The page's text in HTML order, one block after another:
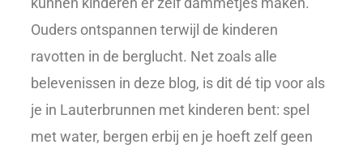
Ouders ontspannen terwijl de kinderen
ravotten in de berglucht. Net zoals alle
belevenissen in deze blog, is dit dé tip voor als
je in Lauterbrunnen met kinderen bent: spel
met water, bergen erbij en je hoeft zelf geen